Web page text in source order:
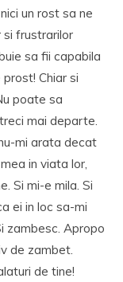
un rost sa ne
si frustrarilor
sa fii capabila
Chiar si
poate sa
mai departe.
mi arata decat
in viata lor,
Si mi-e mila. Si
ei in loc sa-mi
zambesc. Apropo
de zambet.
de tine!